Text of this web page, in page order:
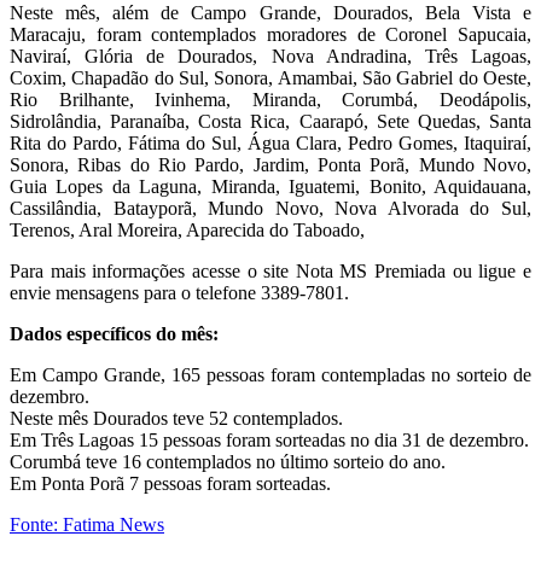
Neste mês, além de Campo Grande, Dourados, Bela Vista e
Maracaju, foram contemplados moradores de Coronel Sapucaia,
Naviraí, Glória de Dourados, Nova Andradina, Três Lagoas,
Coxim, Chapadão do Sul, Sonora, Amambai, São Gabriel do Oeste,
Rio Brilhante, Ivinhema, Miranda, Corumbá, Deodápolis,
Sidrolândia, Paranaíba, Costa Rica, Caarapó, Sete Quedas, Santa
Rita do Pardo, Fátima do Sul, Água Clara, Pedro Gomes, Itaquiraí,
Sonora, Ribas do Rio Pardo, Jardim, Ponta Porã, Mundo Novo,
Guia Lopes da Laguna, Miranda, Iguatemi, Bonito, Aquidauana,
Cassilândia, Batayporã, Mundo Novo, Nova Alvorada do Sul,
Terenos, Aral Moreira, Aparecida do Taboado,
Para mais informações acesse o site Nota MS Premiada ou ligue e
envie mensagens para o telefone 3389-7801.
Dados específicos do mês:
Em Campo Grande, 165 pessoas foram contempladas no sorteio de
dezembro.
Neste mês Dourados teve 52 contemplados.
Em Três Lagoas 15 pessoas foram sorteadas no dia 31 de dezembro.
Corumbá teve 16 contemplados no último sorteio do ano.
Em Ponta Porã 7 pessoas foram sorteadas.
Fonte: Fatima News